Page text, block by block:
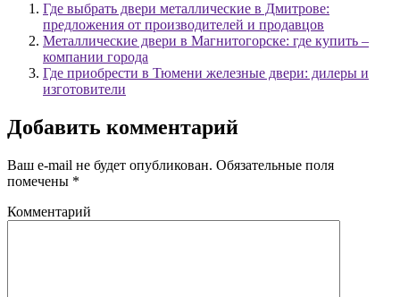
Где выбрать двери металлические в Дмитрове:
предложения от производителей и продавцов
Металлические двери в Магнитогорске: где купить –
компании города
Где приобрести в Тюмени железные двери: дилеры и
изготовители
Добавить комментарий
Ваш e-mail не будет опубликован. Обязательные поля
помечены *
Комментарий